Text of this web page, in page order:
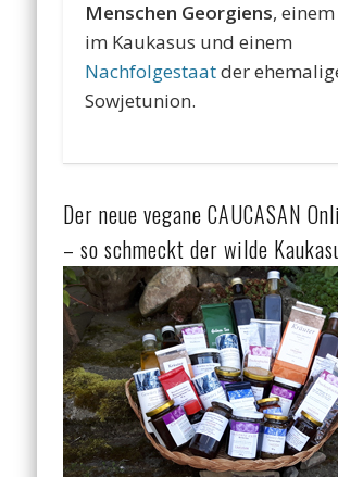
Menschen Georgiens,
im Kaukasus und einem
Nachfolgestaatder
Sowjetunion.
Der neue vegane CAUCASAN
– so schmeckt der wilde